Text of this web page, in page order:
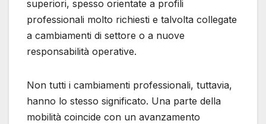
superiori, spesso orientate a profili
professionali molto richiesti e talvolta collegate
a cambiamenti di settore o a nuove
responsabilità operative.
Non tutti i cambiamenti professionali, tuttavia,
hanno lo stesso significato. Una parte della
mobilità coincide con un avanzamento